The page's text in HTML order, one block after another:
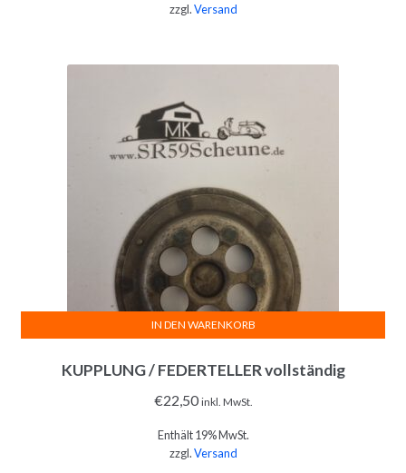
zzgl.Versand
KUPPLUNG / FEDERTELLER vollständig
€22,50 inkl. MwSt.
Enthält 19% MwSt.
zzgl.Versand
IN DEN WARENKORB